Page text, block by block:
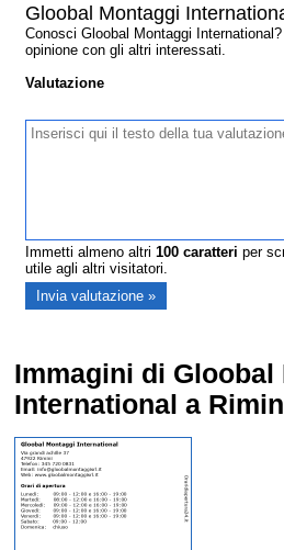
Gloobal Montaggi
Conosci Gloobal Montaggi
opinione con gli altri interessati.
Valutazione
Immetti almeno altri100 caratteri per
utile agli altri visitatori.
Immagini di Gloobal
International a